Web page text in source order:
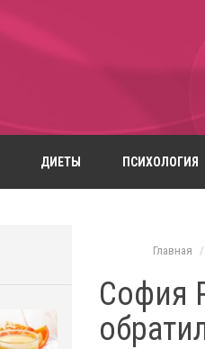
ДИЕТЫ ПСИХОЛОГИЯ
Главная
София